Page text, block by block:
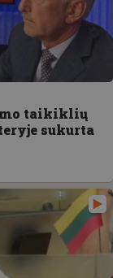
taikiklių
sukurta